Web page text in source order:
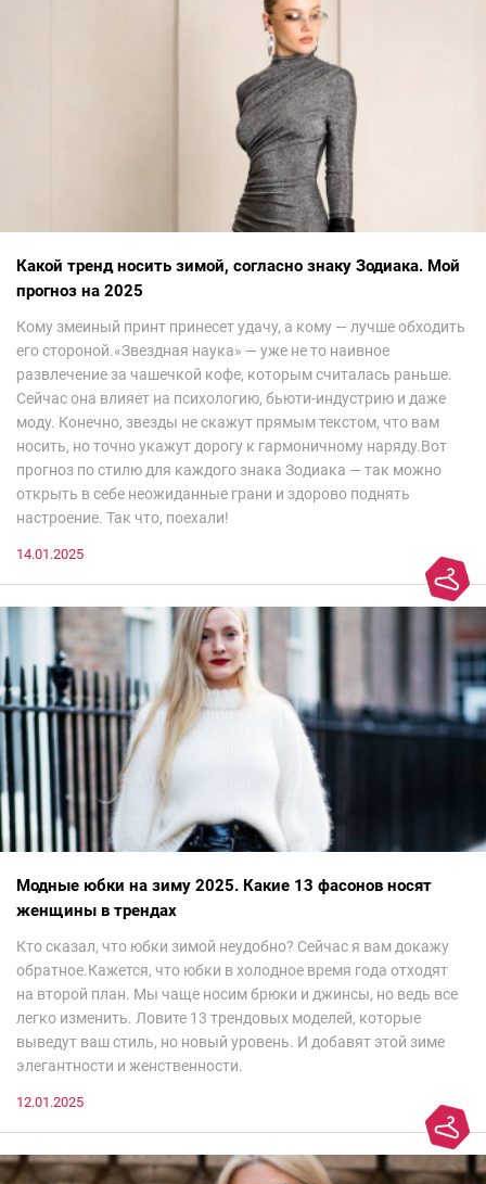
Какой тренд носить зимой, согласно знаку Зодиака. Мой
прогноз на 2025
Кому змеиный принт принесет удачу, а кому — лучше обходить
его стороной.«Звездная наука» — уже не то наивное
развлечение за чашечкой кофе, которым считалась раньше.
Сейчас она влияет на психологию, бьюти-индустрию и даже
моду. Конечно, звезды не скажут прямым текстом, что вам
носить, но точно укажут дорогу к гармоничному наряду.Вот
прогноз по стилю для каждого знака Зодиака — так можно
открыть в себе неожиданные грани и здорово поднять
настроение. Так что, поехали!
14.01.2025
Модные юбки на зиму 2025. Какие 13 фасонов носят
женщины в трендах
Кто сказал, что юбки зимой неудобно? Сейчас я вам докажу
обратное.Кажется, что юбки в холодное время года отходят
на второй план. Мы чаще носим брюки и джинсы, но ведь все
легко изменить. Ловите 13 трендовых моделей, которые
выведут ваш стиль, но новый уровень. И добавят этой зиме
элегантности и женственности.
12.01.2025